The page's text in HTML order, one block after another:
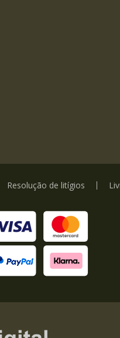
Resolução de litígios